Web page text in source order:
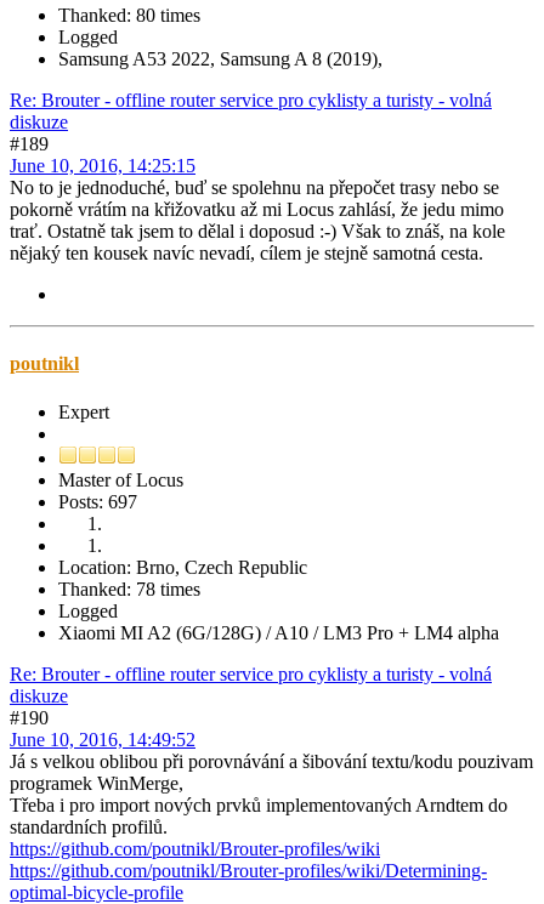
Thanked: 80 times
Logged
Samsung A53 2022, Samsung A 8 (2019),
Re: Brouter - offline router service pro cyklisty a turisty - volná
diskuze
#189
June 10, 2016, 14:25:15
No to je jednoduché, buď se spolehnu na přepočet trasy nebo se
pokorně vrátím na křižovatku až mi Locus zahlásí, že jedu mimo
trať. Ostatně tak jsem to dělal i doposud :-) Však to znáš, na kole
nějaký ten kousek navíc nevadí, cílem je stejně samotná cesta.
poutnikl
Expert
Master of Locus
Posts: 697
Location: Brno, Czech Republic
Thanked: 78 times
Logged
Xiaomi MI A2 (6G/128G) / A10 / LM3 Pro + LM4 alpha
Re: Brouter - offline router service pro cyklisty a turisty - volná
diskuze
#190
June 10, 2016, 14:49:52
Já s velkou oblibou při porovnávání a šibování textu/kodu pouzivam
programek WinMerge,
Třeba i pro import nových prvků implementovaných Arndtem do
standardních profilů.
https://github.com/poutnikl/Brouter-profiles/wiki
https://github.com/poutnikl/Brouter-profiles/wiki/Determining-
optimal-bicycle-profile